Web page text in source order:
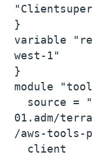
}
variable
west-1"
}
module
source =
01.adm/
/aws-
client